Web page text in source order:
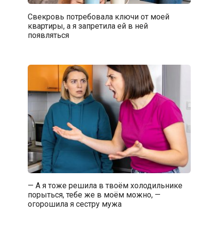
Свекровь потребовала ключи от моей
квартиры, а я запретила ей в ней
появляться
— А я тоже решила в твоём холодильнике
порыться, тебе же в моём можно, —
огорошила я сестру мужа